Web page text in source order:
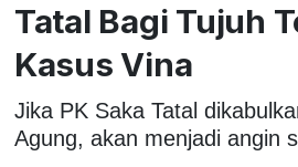
Tatal Bagi Tujuh
Kasus Vina
Jika PK Saka Tatal
Agung, akan menjadi angin